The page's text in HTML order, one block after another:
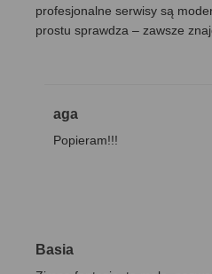
profesjonalne serwisy są
prostu sprawdza – zawsze
aga
Popieram!!!
Basia